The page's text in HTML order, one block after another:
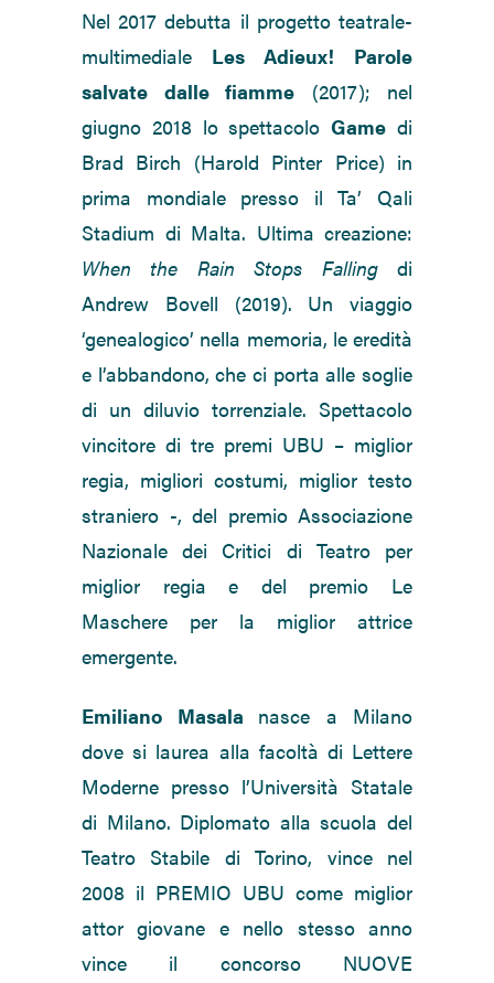
Nel 2017 debutta il progetto teatrale-
multimediale Les Adieux!
Parole
salvate dalle fiamme (2017); nel
giugno 2018 lo spettacoloGame di
Brad Birch (Harold Pinter Price) in
prima mondiale presso il Ta’ Qali
Stadium di Malta. Ultima creazione:
When the Rain Stops Fallingdi
Andrew Bovell (2019). Un viaggio
‘genealogico’ nella memoria, le eredità
e l’abbandono, che ci porta alle soglie
di un diluvio torrenziale. Spettacolo
vincitore di tre premi UBU – miglior
regia, migliori costumi, miglior testo
straniero -, del premio Associazione
Nazionale dei Critici di Teatro per
miglior regia e del premio Le
Maschere per la miglior attrice
emergente.
Emiliano Masala nasce a Milano
dove si laurea alla facoltà di Lettere
Moderne presso l’Università Statale
di Milano. Diplomato alla scuola del
Teatro Stabile di Torino, vince nel
2008 il PREMIO UBU come miglior
attor giovane e nello stesso anno
vince il concorso NUOVE